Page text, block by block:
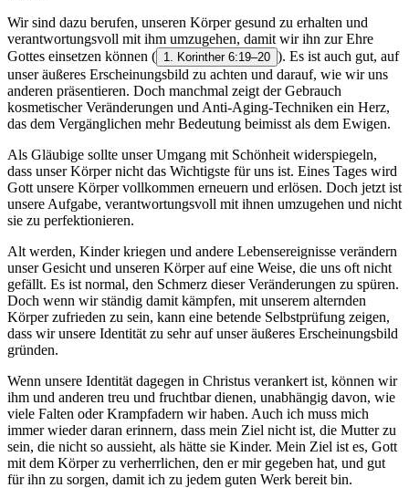
Wir sind dazu berufen, unseren Körper gesund zu erhalten und
verantwortungsvoll mit ihm umzugehen, damit wir ihn zur Ehre
Gottes einsetzen können ( 1. Korinther 6:19–20 ). Es ist auch gut, auf
unser äußeres Erscheinungsbild zu achten und darauf, wie wir uns
anderen präsentieren. Doch manchmal zeigt der Gebrauch
kosmetischer Veränderungen und Anti-Aging-Techniken ein Herz,
das dem Vergänglichen mehr Bedeutung beimisst als dem Ewigen.
Als Gläubige sollte unser Umgang mit Schönheit widerspiegeln,
dass unser Körper nicht das Wichtigste für uns ist. Eines Tages wird
Gott unsere Körper vollkommen erneuern und erlösen. Doch jetzt ist
unsere Aufgabe, verantwortungsvoll mit ihnen umzugehen und nicht
sie zu perfektionieren.
Alt werden, Kinder kriegen und andere Lebensereignisse verändern
unser Gesicht und unseren Körper auf eine Weise, die uns oft nicht
gefällt. Es ist normal, den Schmerz dieser Veränderungen zu spüren.
Doch wenn wir ständig damit kämpfen, mit unserem alternden
Körper zufrieden zu sein, kann eine betende Selbstprüfung zeigen,
dass wir unsere Identität zu sehr auf unser äußeres Erscheinungsbild
gründen.
Wenn unsere Identität dagegen in Christus verankert ist, können wir
ihm und anderen treu und fruchtbar dienen, unabhängig davon, wie
viele Falten oder Krampfadern wir haben. Auch ich muss mich
immer wieder daran erinnern, dass mein Ziel nicht ist, die Mutter zu
sein, die nicht so aussieht, als hätte sie Kinder. Mein Ziel ist es, Gott
mit dem Körper zu verherrlichen, den er mir gegeben hat, und gut
für ihn zu sorgen, damit ich zu jedem guten Werk bereit bin.